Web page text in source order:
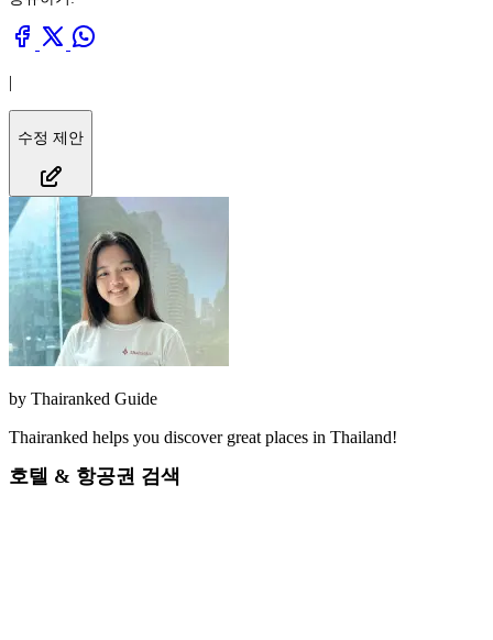
|
수정 제안
by Thairanked Guide
Thairanked helps you discover great places in Thailand!
호텔 & 항공권 검색